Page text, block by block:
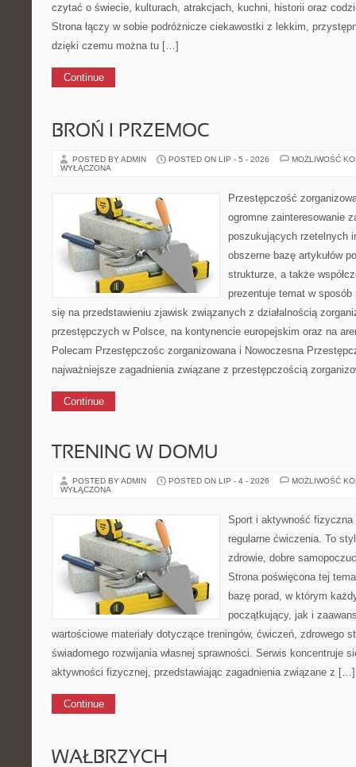
czytać o świecie, kulturach, atrakcjach, kuchni, historii oraz
Strona łączy w sobie podróżnicze ciekawostki z lekkim,
dzięki czemu można tu […]
Continue
BROŃ I PRZEMOC
POSTED BY ADMIN POSTED ON LIP - 5 - 2026
MOŻLIWOŚĆ
WYŁĄCZONA
Przestępczość
ogromne zainteresowanie
poszukujących rzetelnych
obszerne bazę artykułów
strukturze, a także
prezentuje temat w
się na przedstawieniu zjawisk związanych z działalnością
przestępczych w Polsce, na kontynencie europejskim oraz na
Polecam Przestępczośc zorganizowana i Nowoczesna
najważniejsze zagadnienia związane z przestępczością
Continue
TRENING W DOMU
POSTED BY ADMIN POSTED ON LIP - 4 - 2026
MOŻLIWOŚĆ
WYŁĄCZONA
Sport i aktywność
regularne ćwiczenia. To
zdrowie, dobre
Strona poświęcona tej
bazę porad, w którym
początkujący, jak i
wartościowe materiały dotyczące treningów, ćwiczeń, zdrowego
świadomego rozwijania własnej sprawności. Serwis koncentruje
aktywności fizycznej, przedstawiając zagadnienia związane z […]
Continue
WAŁBRZYCH